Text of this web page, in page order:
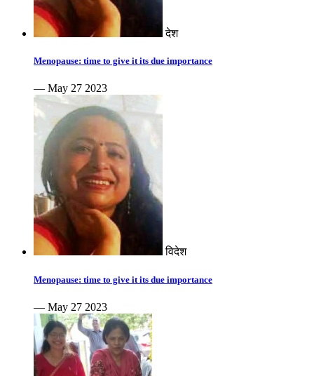
देश
Menopause: time to give it its due importance
— May 27 2023
विदेश
Menopause: time to give it its due importance
— May 27 2023